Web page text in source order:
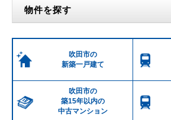
物件を探す
吹田市の
新築一戸建て
吹田市の
築15年以内の
中古マンション